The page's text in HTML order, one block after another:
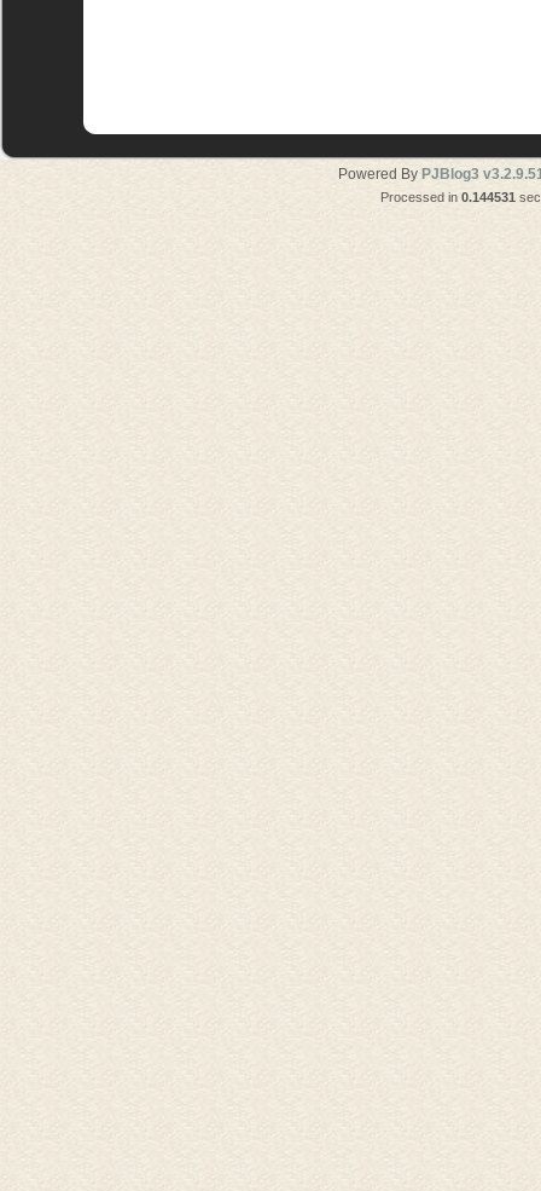
Powered By PJBlog3
Processed in 0.144531